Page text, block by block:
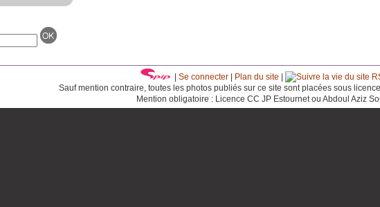
Se connecter| Plan du site
Sauf mention contraire, toutes les photos publiés sur ce site sont placées sous
Mention obligatoire : Licence CC JP Estournet ou Abdoul Aziz